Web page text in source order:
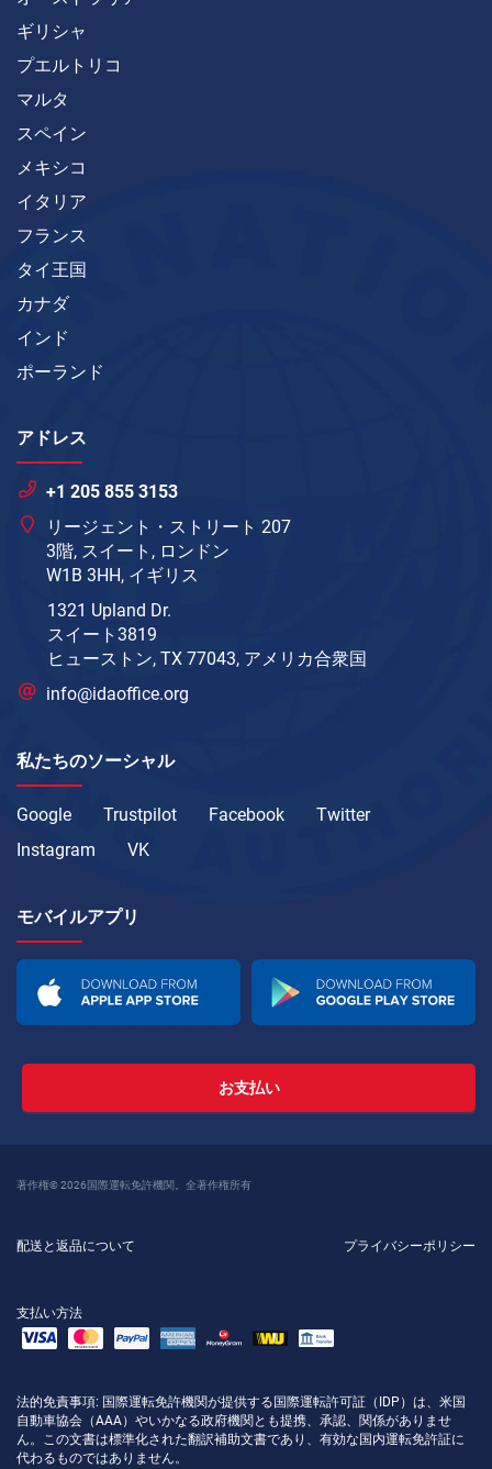
ギリシャ
プエルトリコ
マルタ
スペイン
メキシコ
イタリア
フランス
タイ王国
カナダ
インド
ポーランド
アドレス
+1 205 855 3153
リージェント・ストリート 207
3階, スイート, ロンドン
W1B 3HH, イギリス
1321 Upland Dr.
スイート3819
ヒューストン, TX 77043, アメリカ合衆国
info@idaoffice.org
私たちのソーシャル
Google Trustpilot Facebook
Twitter
Instagram
VK
モバイルアプリ
お支払い
著作権© 2026国際運転免許機関。全著作権所有
配送と返品について プライバシーポリシー
支払い方法
法的免責事項: 国際運転免許機関が提供する国際運転許可証（IDP）は、米国
自動車協会（AAA）やいかなる政府機関とも提携、承認、関係がありませ
ん。この文書は標準化された翻訳補助文書であり、有効な国内運転免許証に
代わるものではありません。